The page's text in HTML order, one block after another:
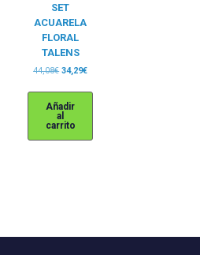
SET
ACUARELA
FLORAL
TALENS
44,08€ El
original
era:
44,08€.
34,29€El
actual
Añadir
al
carrito